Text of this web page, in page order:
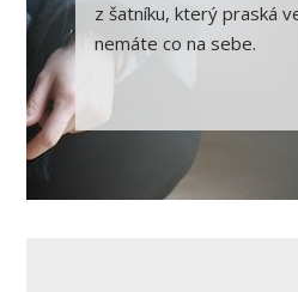
z šatníku, který praská
nemáte co na sebe.